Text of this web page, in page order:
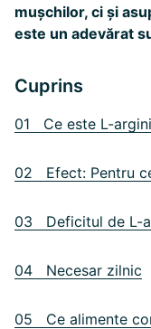
mușchilor, ci și
este un adevărat
Cuprins
01 Ce este L-
02 Efect: Pentru
03 Deficitul de L-
04 Necesar zilnic
05 Ce alimente